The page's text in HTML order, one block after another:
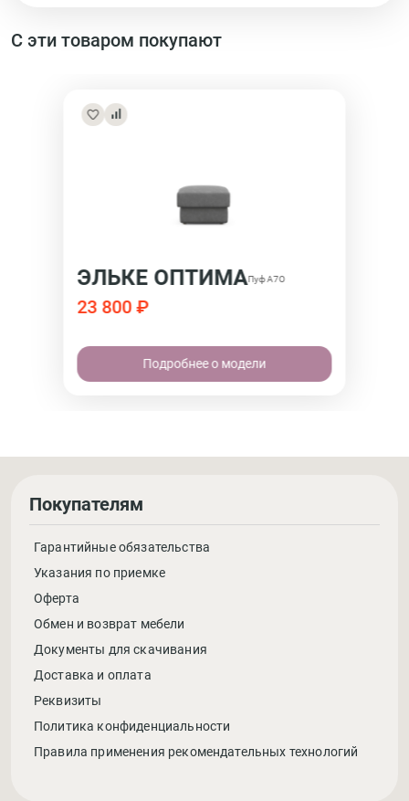
С эти товаром покупают
ЭЛЬКЕ ОПТИМАПуф А7О
23 800 ₽
Подробнее о модели
Покупателям
Гарантийные обязательства
Указания по приемке
Оферта
Обмен и возврат мебели
Документы для скачивания
Доставка и оплата
Реквизиты
Политика конфиденциальности
Правила применения рекомендательных технологий